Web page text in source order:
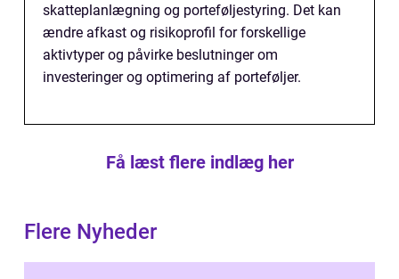
skatteplanlægning og porteføljestyring. Det kan
ændre afkast og risikoprofil for forskellige
aktivtyper og påvirke beslutninger om
investeringer og optimering af porteføljer.
Få læst flere indlæg her
Flere Nyheder